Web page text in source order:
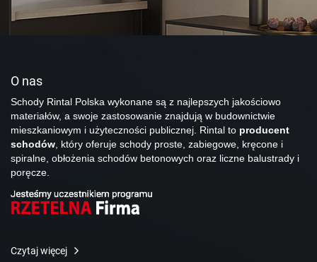
O nas
Schody Rintal Polska wykonane są z najlepszych jakościowo
materiałów, a swoje zastosowanie znajdują w budownictwie
mieszkaniowym i użyteczności publicznej. Rintal to producent
schodów , który oferuje schody proste, zabiegowe, kręcone i
spiralne, obłożenia schodów betonowych oraz liczne balustrady i
poręcze.
Czytaj więcej